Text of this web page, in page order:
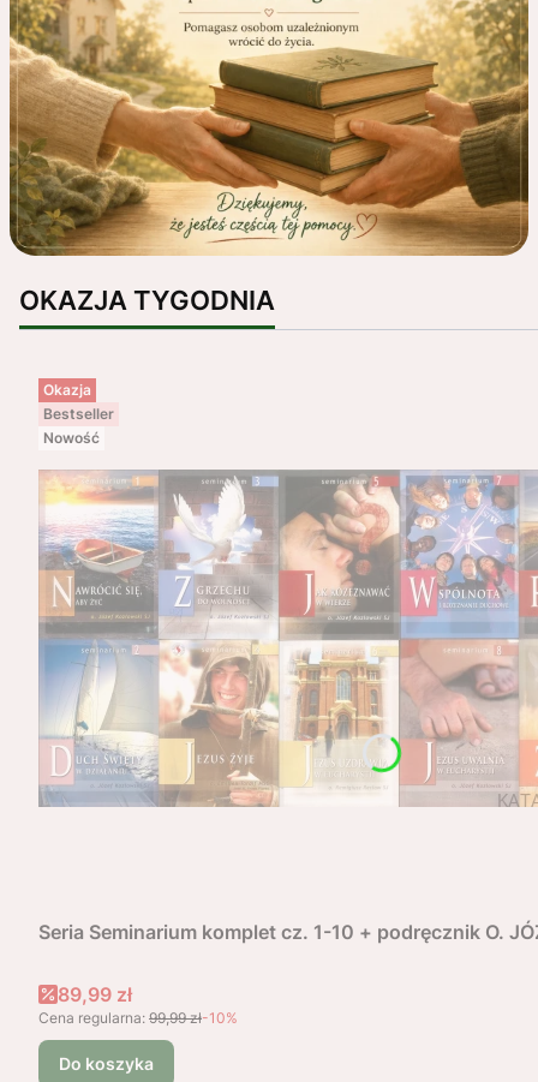
OKAZJA TYGODNIA
Okazja
Bestseller
Nowość
Seria Seminarium komplet cz. 1-10 + podręcznik O.
Cena promocyjna
89,99 zł
Cena regularna: 99,99 zł-10%
Do koszyka